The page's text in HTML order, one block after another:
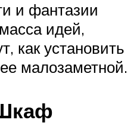
и фантазии
идей,
как установить
малозаметной.